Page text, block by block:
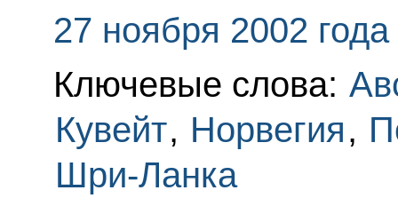
27 ноября 2002 года
Ключевые слова:
Кувейт, Норвегия,
Шри-Ланка